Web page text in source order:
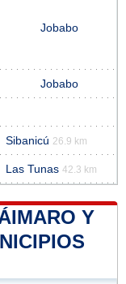
Jobabo
Jobabo
Sibanicú 26.9 km
Las Tunas 42.3 km
Y